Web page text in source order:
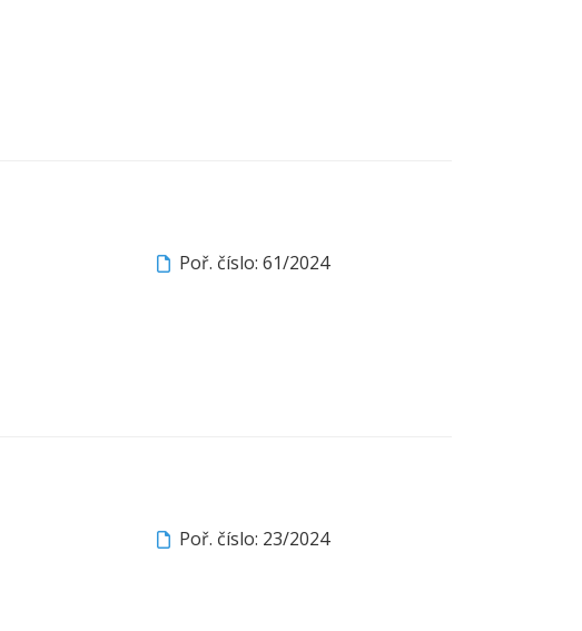
Poř. číslo: 61/2024
Poř. číslo: 23/2024